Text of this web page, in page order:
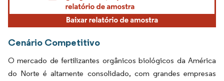
Cenário Competitivo
O mercado de fertilizantes orgânicos biológicos da América
do Norte é altamente consolidado, com grandes empresas